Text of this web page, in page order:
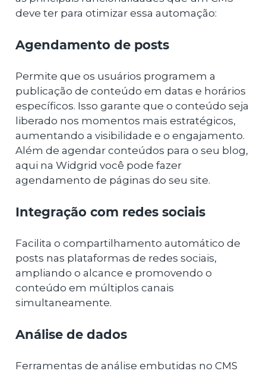
deve ter para otimizar essa automação:
Agendamento de posts
Permite que os usuários programem a
publicação de conteúdo em datas e horários
específicos. Isso garante que o conteúdo seja
liberado nos momentos mais estratégicos,
aumentando a visibilidade e o engajamento.
Além de agendar conteúdos para o seu blog,
aqui na Widgrid você pode fazer
agendamento de páginas do seu site.
Integração com redes sociais
Facilita o compartilhamento automático de
posts nas plataformas de redes sociais,
ampliando o alcance e promovendo o
conteúdo em múltiplos canais
simultaneamente.
Análise de dados
Ferramentas de análise embutidas no CMS